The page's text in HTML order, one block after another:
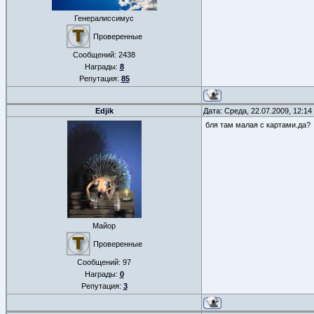
Генералиссимус
Проверенные
Сообщений: 2438
Награды: 8
Репутация: 85
Edjik Дата: Среда, 22.07.2009,
Майор
Проверенные
Сообщений: 97
Награды: 0
Репутация: 3
бля там малая с картами.да?